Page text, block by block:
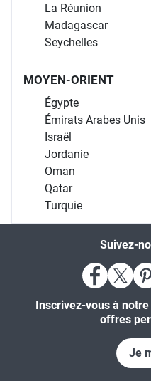
La Réunion
Madagascar
Seychelles
MOYEN-ORIENT
Égypte
Émirats Arabes Unis
Israël
Jordanie
Oman
Qatar
Turquie
Suivez-
Inscrivez-vous à
offres
Je